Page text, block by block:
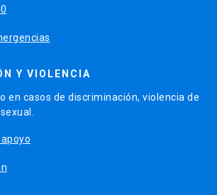
Y VIOLENCIA
en casos de discriminación, violencia de